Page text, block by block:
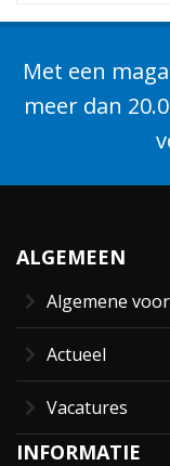
Met een
meer dan
ALGEMEEN
Algemene
Actueel
Vacatures
INFORMATIE